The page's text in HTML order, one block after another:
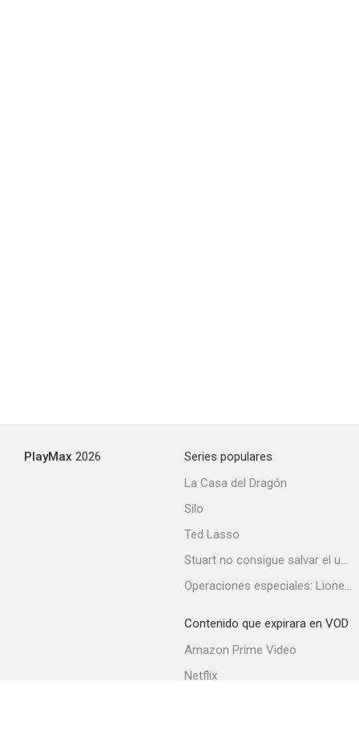
PlayMax 2026
Series populares
La Casa del Dragón
Silo
Ted Lasso
Stuart no consigue salvar el universo
Operaciones especiales: Lioness
Contenido que expirara en VOD
Amazon Prime Video
Netflix